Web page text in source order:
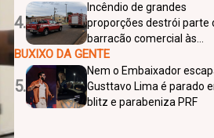
4.
Incêndio de grandes
proporções destrói parte
barracão comercial às
margens da SP-425, em
Bálsamo
BUXIXO DA GENTE
5.
Nem o Embaixador
Gusttavo Lima é parado
blitz e parabeniza PRF